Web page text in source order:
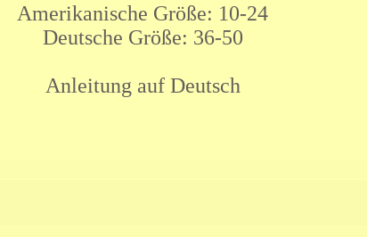
Amerikanische Größe: 10-24
Deutsche Größe: 36-50
Anleitung auf Deutsch